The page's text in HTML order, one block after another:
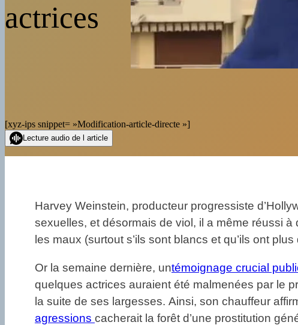
actrices
[xyz-ips snippet= »Modification-article-directe »]
Lecture audio de l article
Harvey Weinstein, producteur progressiste
sexuelles, et désormais de viol, il a même réussi
les maux (surtout s’ils sont blancs et qu’ils ont
Or la semaine dernière, untémoignage crucial
quelques actrices auraient été malmenées par le
la suite de ses largesses. Ainsi, son chauffeur
agressions cacherait la forêt d’une prostitution